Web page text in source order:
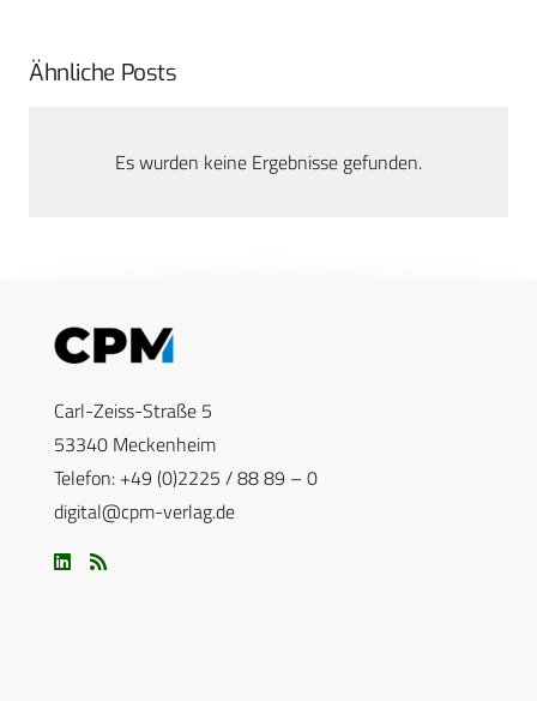
Ähnliche Posts
Es wurden keine Ergebnisse gefunden.
Carl-Zeiss-Straße 5
53340 Meckenheim
Telefon: +49 (0)2225 / 88 89 – 0
digital@cpm-verlag.de